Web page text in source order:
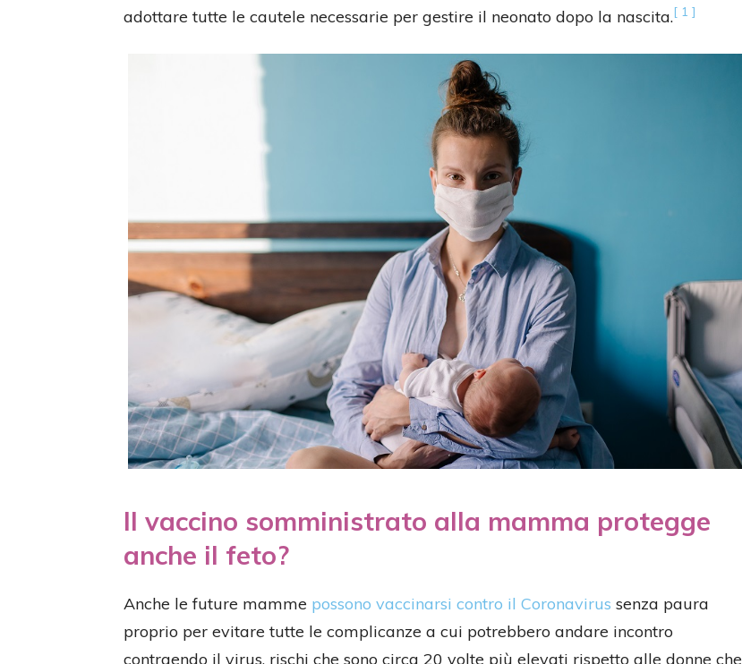
adottare tutte le cautele necessarie per gestire il neonato dopo la nascita.[ 1 ]
Il vaccino somministrato alla mamma protegge
anche il feto?
Anche le future mamme possono vaccinarsi contro il Coronavirus senza paura
proprio per evitare tutte le complicanze a cui potrebbero andare incontro
contraendo il virus, rischi che sono circa 20 volte più elevati rispetto alle donne che